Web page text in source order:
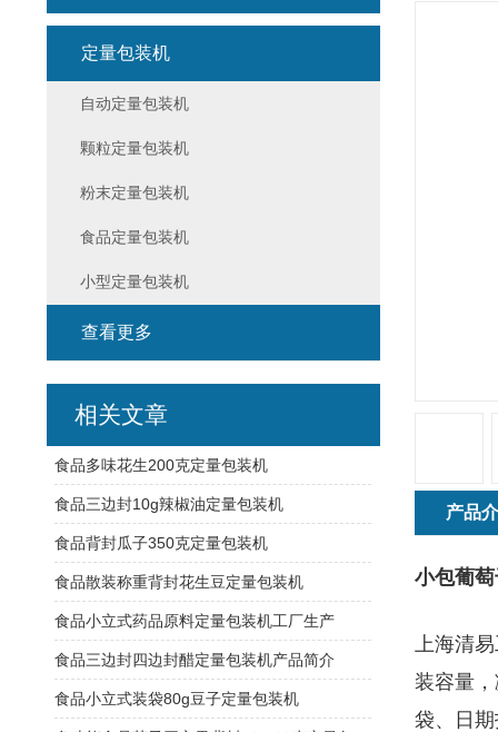
产品
小包葡
上海清
装容量
袋、日
定量包装机
自动定量包装机
颗粒定量包装机
粉末定量包装机
食品定量包装机
小型定量包装机
查看更多
相关文章
食品多味花生200克定量包装机
食品三边封10g辣椒油定量包装机
食品背封瓜子350克定量包装机
食品散装称重背封花生豆定量包装机
食品小立式药品原料定量包装机工厂生产
食品三边封四边封醋定量包装机产品简介
食品小立式装袋80g豆子定量包装机